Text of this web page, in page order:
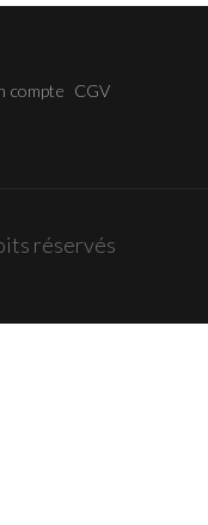
compte CGV
réservés